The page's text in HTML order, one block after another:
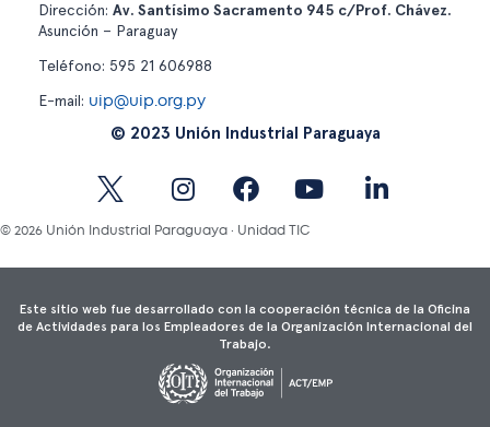
Dirección: Av. Santísimo Sacramento 945 c/Prof. Chávez.
Asunción – Paraguay
Teléfono: 595 21 606988
E-mail: uip@uip.org.py
© 2023 Unión Industrial Paraguaya
© 2026 Unión Industrial Paraguaya · Unidad TIC
Este sitio web fue desarrollado con la cooperación técnica de la Oficina
de Actividades para los Empleadores de la Organización Internacional del
Trabajo.